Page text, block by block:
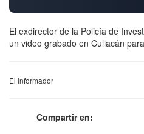
El exdirector de la Policía de
un video grabado en Culiacán
El Informador
Compartir en: